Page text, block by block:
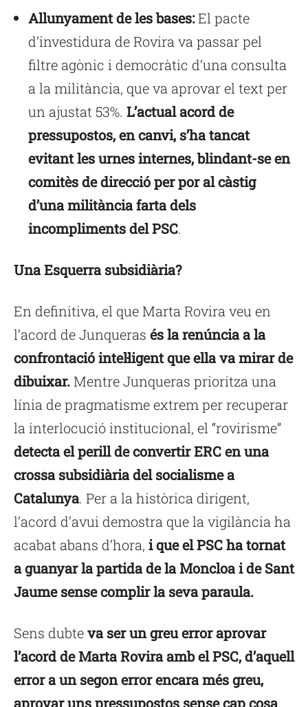
Allunyament de les bases:El pacte
d’investidura de Rovira va passar pel
filtre agònic i democràtic d’una consulta
a la militància, que va aprovar el text per
un ajustat 53%. L’actual acord de
pressupostos, en canvi, s’ha tancat
evitant les urnes internes, blindant-se en
comitès de direcció per por al càstig
d’una militància farta dels
incompliments del PSC.
Una Esquerra subsidiària?
En definitiva, el que Marta Rovira veu en
l’acord de Junqueras és la renúncia a la
confrontació intel·ligent que ella va mirar de
dibuixar.Mentre Junqueras prioritza una
línia de pragmatisme extrem per recuperar
la interlocució institucional, el “rovirisme”
detecta el perill de convertir ERC en una
crossa subsidiària del socialisme a
Catalunya. Per a la històrica dirigent,
l’acord d’avui demostra que la vigilància ha
acabat abans d’hora, i que el PSC ha tornat
a guanyar la partida de la Moncloa i de Sant
Jaume sense complir la seva paraula.
Sens dubteva ser un greu error aprovar
l’acord de Marta Rovira amb el PSC, d’aquell
error a un segon error encara més greu,
aprovar uns pressupostos sense cap cosa